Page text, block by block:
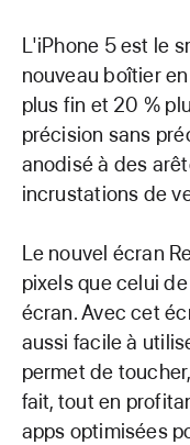
L'iPhone 5 est le
nouveau boîtier
plus fin et 20 %
précision sans
anodisé à des
incrustations de
Le nouvel écran
pixels que celui
écran. Avec cet
aussi facile à
permet de
fait, tout en
apps optimisées